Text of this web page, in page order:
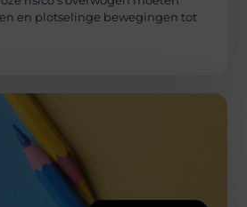
en plotselinge bewegingen tot